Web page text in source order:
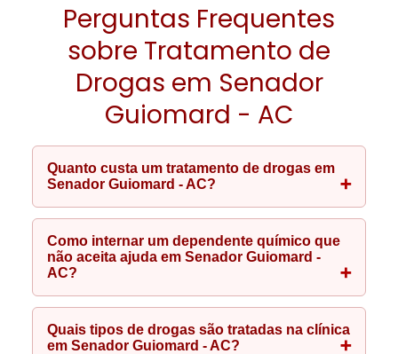
Perguntas Frequentes
sobre Tratamento de
Drogas em Senador
Guiomard - AC
Quanto custa um tratamento de drogas em
Senador Guiomard - AC?
Como internar um dependente químico que
não aceita ajuda em Senador Guiomard -
AC?
Quais tipos de drogas são tratadas na clínica
em Senador Guiomard - AC?